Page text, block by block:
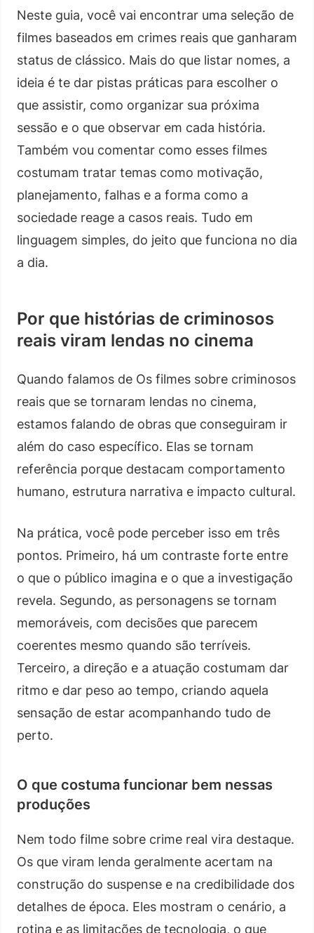
Neste guia, você vai encontrar uma seleção de
filmes baseados em crimes reais que ganharam
status de clássico. Mais do que listar nomes, a
ideia é te dar pistas práticas para escolher o
que assistir, como organizar sua próxima
sessão e o que observar em cada história.
Também vou comentar como esses filmes
costumam tratar temas como motivação,
planejamento, falhas e a forma como a
sociedade reage a casos reais. Tudo em
linguagem simples, do jeito que funciona no dia
a dia.
Por que histórias de criminosos
reais viram lendas no cinema
Quando falamos de Os filmes sobre criminosos
reais que se tornaram lendas no cinema,
estamos falando de obras que conseguiram ir
além do caso específico. Elas se tornam
referência porque destacam comportamento
humano, estrutura narrativa e impacto cultural.
Na prática, você pode perceber isso em três
pontos. Primeiro, há um contraste forte entre
o que o público imagina e o que a investigação
revela. Segundo, as personagens se tornam
memoráveis, com decisões que parecem
coerentes mesmo quando são terríveis.
Terceiro, a direção e a atuação costumam dar
ritmo e dar peso ao tempo, criando aquela
sensação de estar acompanhando tudo de
perto.
O que costuma funcionar bem nessas
produções
Nem todo filme sobre crime real vira destaque.
Os que viram lenda geralmente acertam na
construção do suspense e na credibilidade dos
detalhes de época. Eles mostram o cenário, a
rotina e as limitações de tecnologia, o que